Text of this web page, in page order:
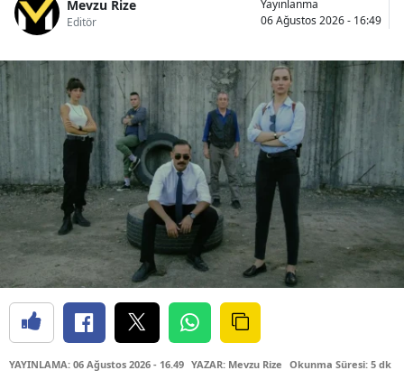
Mevzu Rize
Editör
Yayınlanma
06 Ağustos 2026 - 16:49
YAYINLAMA: 06 Ağustos 2026 - 16.49 YAZAR: Mevzu Rize Okunma Süresi: 5 dk